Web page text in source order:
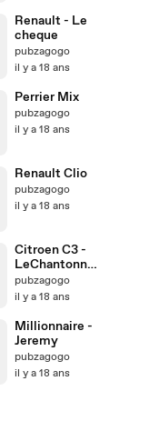
Renault - Le
cheque
pubzagogo
il y a 18 ans
Perrier Mix
pubzagogo
il y a 18 ans
Renault Clio
pubzagogo
il y a 18 ans
Citroen C3 -
LeChantonne
ur
pubzagogo
il y a 18 ans
Millionnaire -
Jeremy
pubzagogo
il y a 18 ans